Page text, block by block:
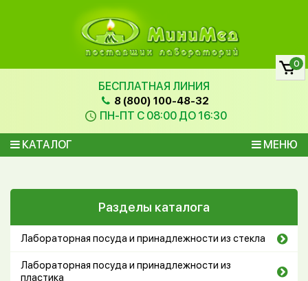
БЕСПЛАТНАЯ ЛИНИЯ
8 (800) 100-48-32
ПН-ПТ С 08:00 ДО 16:30
КАТАЛОГ МЕНЮ
0
Разделы каталога
Лабораторная посуда и принадлежности из стекла
Лабораторная посуда и принадлежности из
пластика